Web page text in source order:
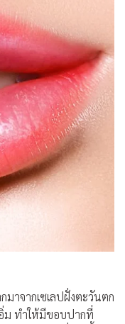
าจากเซเลปฝั่งตะวันตก
ม ทำให้มีขอบปากที่